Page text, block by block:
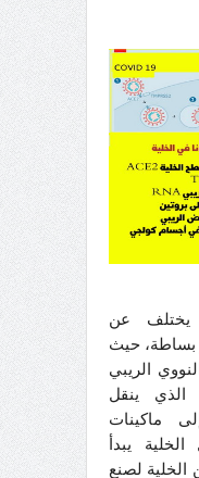
يختلف عن
بساطة، حيث
الريبي
الذي ينقل
ماكينات
يبدأ
الخلية لصنع